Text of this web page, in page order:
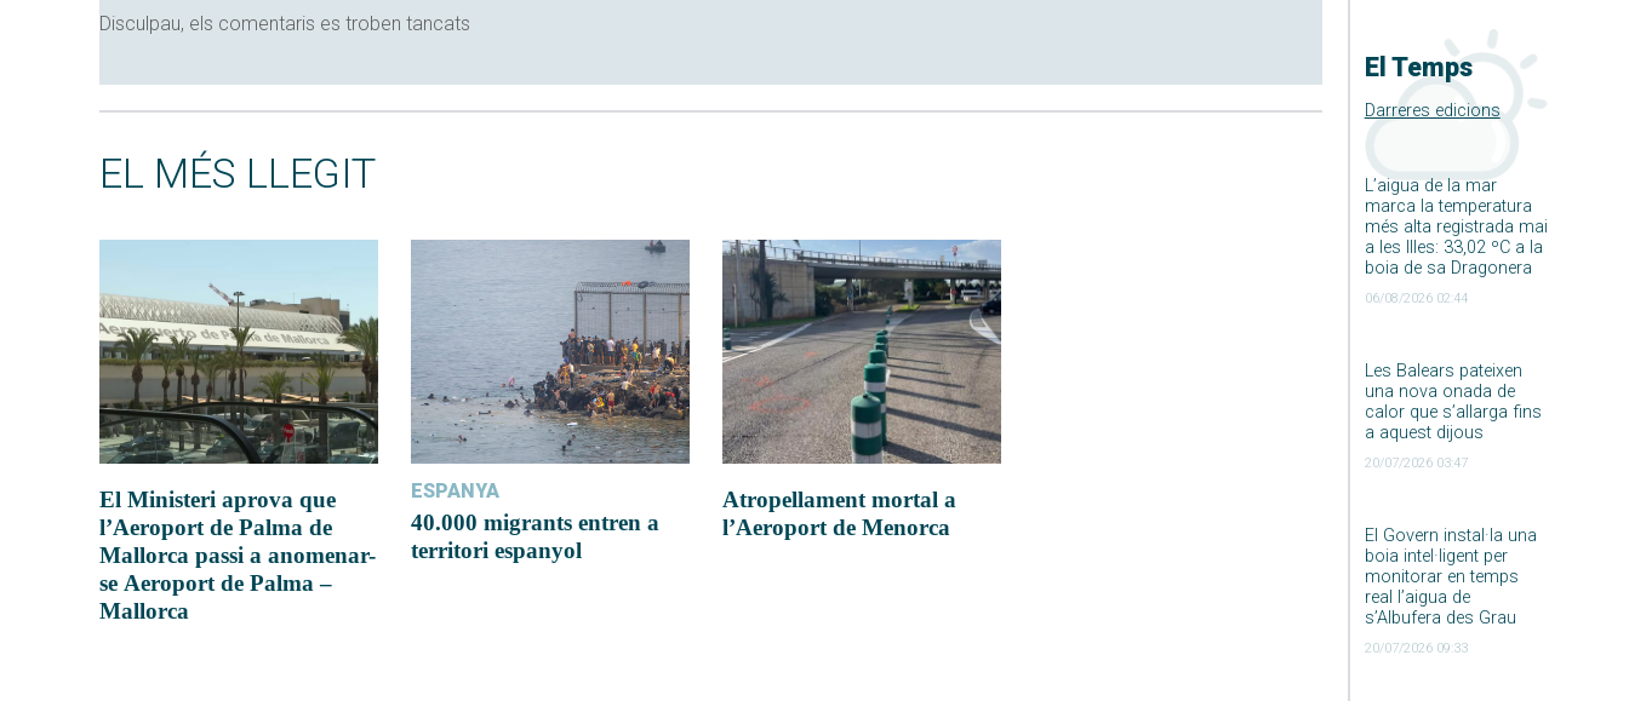
El Temps
Darreres edicions
L’aigua de la mar
marca la temperatura
més alta registrada mai
a les Illes: 33,02 ºC a la
boia de sa Dragonera
06/08/2026 02:44
Les Balears pateixen
una nova onada de
calor que s’allarga fins
a aquest dijous
20/07/2026 03:47
El Govern instal·la una
boia intel·ligent per
monitorar en temps
real l’aigua de
s’Albufera des Grau
20/07/2026 09:33
Disculpau, els comentaris es troben tancats
EL MÉS LLEGIT
El Ministeri aprova que
l’Aeroport de Palma de
Mallorca passi a anomenar-
se Aeroport de Palma –
Mallorca
ESPANYA
40.000 migrants entren a
territori espanyol
Atropellament mortal a
l’Aeroport de Menorca